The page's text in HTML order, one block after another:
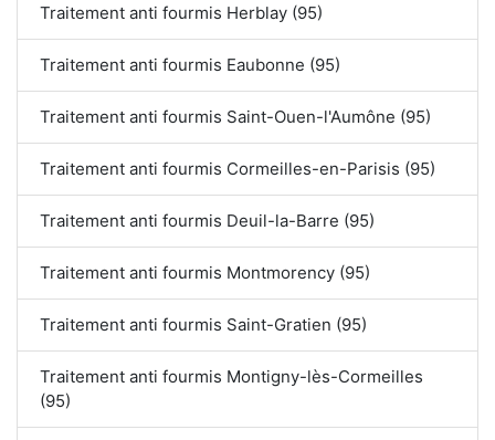
Traitement anti fourmis Herblay (95)
Traitement anti fourmis Eaubonne (95)
Traitement anti fourmis Saint-Ouen-l'Aumône (95)
Traitement anti fourmis Cormeilles-en-Parisis (95)
Traitement anti fourmis Deuil-la-Barre (95)
Traitement anti fourmis Montmorency (95)
Traitement anti fourmis Saint-Gratien (95)
Traitement anti fourmis Montigny-lès-Cormeilles
(95)